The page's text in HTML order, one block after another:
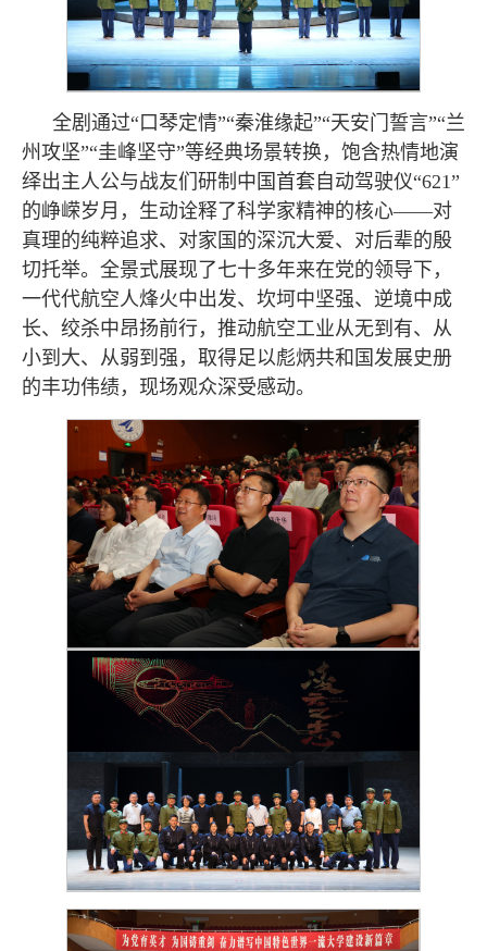
全剧通过“口琴定情”“秦淮缘起”“天安门誓言”“兰
州攻坚”“圭峰坚守”等经典场景转换，饱含热情地演
绎出主人公与战友们研制中国首套自动驾驶仪“621”
的峥嵘岁月，生动诠释了科学家精神的核心——对
真理的纯粹追求、对家国的深沉大爱、对后辈的殷
切托举。全景式展现了七十多年来在党的领导下，
一代代航空人烽火中出发、坎坷中坚强、逆境中成
长、绞杀中昂扬前行，推动航空工业从无到有、从
小到大、从弱到强，取得足以彪炳共和国发展史册
的丰功伟绩，现场观众深受感动。